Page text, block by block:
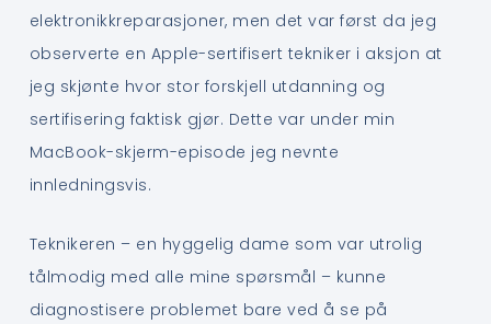
elektronikkreparasjoner, men det var først da jeg
observerte en Apple-sertifisert tekniker i aksjon at
jeg skjønte hvor stor forskjell utdanning og
sertifisering faktisk gjør. Dette var under min
MacBook-skjerm-episode jeg nevnte
innledningsvis.
Teknikeren – en hyggelig dame som var utrolig
tålmodig med alle mine spørsmål – kunne
diagnostisere problemet bare ved å se på